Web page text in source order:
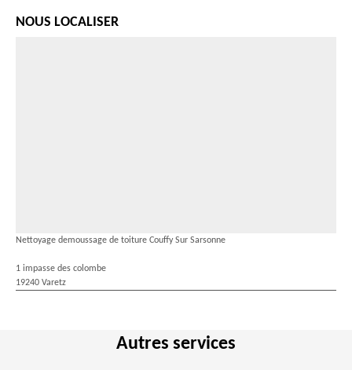
NOUS LOCALISER
Nettoyage demoussage de toiture Couffy Sur Sarsonne
1 impasse des colombe
19240 Varetz
Autres services